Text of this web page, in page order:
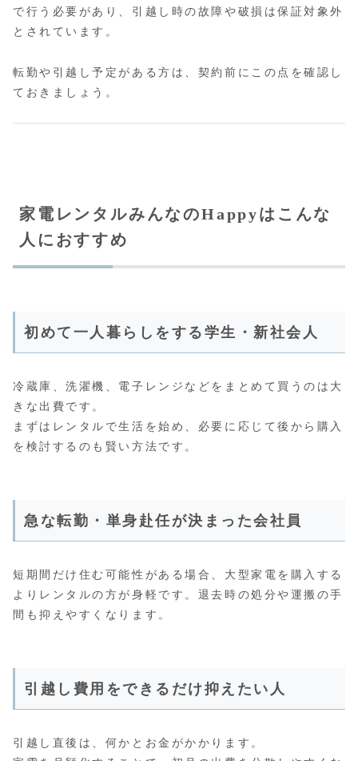
で行う必要があり、引越し時の故障や破損は保証対象外
とされています。
転勤や引越し予定がある方は、契約前にこの点を確認し
ておきましょう。
家電レンタルみんなのHappyはこんな
人におすすめ
初めて一人暮らしをする学生・新社会人
冷蔵庫、洗濯機、電子レンジなどをまとめて買うのは大
きな出費です。
まずはレンタルで生活を始め、必要に応じて後から購入
を検討するのも賢い方法です。
急な転勤・単身赴任が決まった会社員
短期間だけ住む可能性がある場合、大型家電を購入する
よりレンタルの方が身軽です。退去時の処分や運搬の手
間も抑えやすくなります。
引越し費用をできるだけ抑えたい人
引越し直後は、何かとお金がかかります。